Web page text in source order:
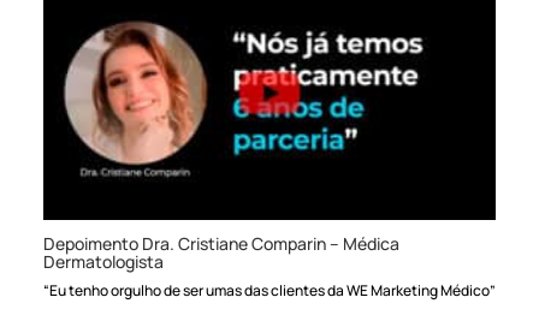
Depoimento Dra. Cristiane Comparin – Médica
Dermatologista
“Eu tenho orgulho de ser umas das clientes da WE Marketing Médico”